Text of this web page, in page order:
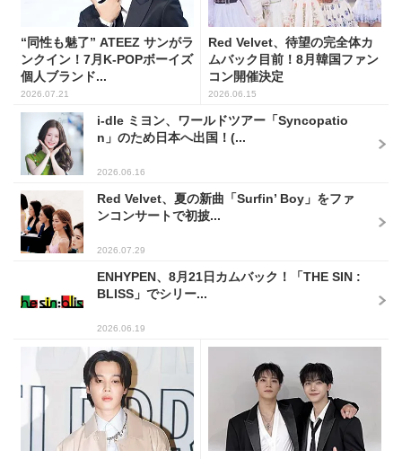
“同性も魅了” ATEEZ サンがラ
ンクイン！7月K-POPボーイズ
個人ブランド...
2026.07.21
Red Velvet、待望の完全体カ
ムバック目前！8月韓国ファン
コン開催決定
2026.06.15
i-dle ミヨン、ワールドツアー「Syncopatio
n」のため日本へ出国！(...
2026.06.16
Red Velvet、夏の新曲「Surfin’ Boy」をファ
ンコンサートで初披...
2026.07.29
ENHYPEN、8月21日カムバック！「THE SIN :
BLISS」でシリー...
2026.06.19